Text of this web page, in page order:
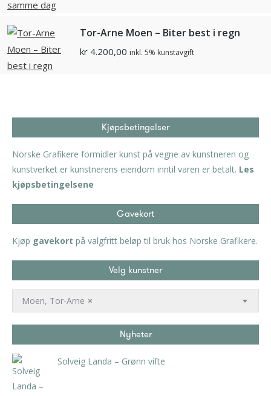
Tor-Arne Moen – Biter best i regn
kr 4.200,00 inkl. 5% kunstavgift
Kjøpsbetingelser
Norske Grafikere formidler kunst på vegne av kunstneren og
kunstverket er kunstnerens eiendom inntil varen er betalt. Les
kjøpsbetingelsene
Gavekort
Kjøp gavekort på valgfritt beløp til bruk hos Norske Grafikere.
Velg kunstner
×
Moen, Tor-Arne
Nyheter
Solveig Landa – Grønn vifte